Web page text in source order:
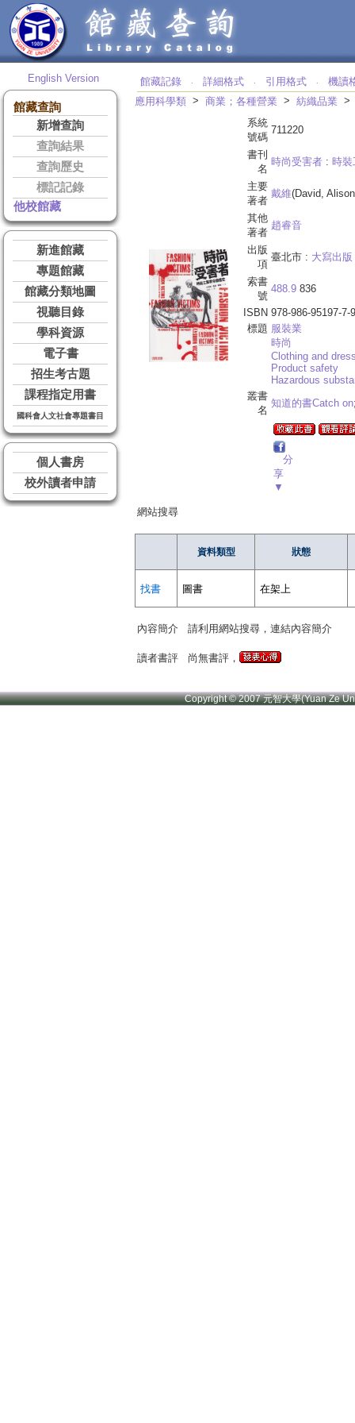
English Version
館藏查詢
新增查詢
查詢結果
查詢歷史
標記記錄
他校館藏
新進館藏
專題館藏
館藏分類地圖
視聽目錄
學科資源
電子書
招生考古題
課程指定用書
國科會人文社會專題書目
個人書房
校外讀者申請
館藏記錄 ‧ 詳細格式 ‧ 引用格式 ‧
機讀
應用科學類 > 商業；各種營業 > 紡織品業
系統
號碼
711220
書刊
名
時尚受害者 : 時
主要
著者
戴維(David,
其他
著者
趙睿音
出版
項
臺北市 : 大寫出版
索書
號
488.9 836
ISBN 978-986-95197-7-9
標題 服裝業
時尚
Clothing and
Product safety
Hazardous
叢書
名
知道的書Catch on
分
享
▼
網站搜尋
資料類型 狀態
找書 圖書 在架上
內容簡介 請利用網站搜尋，連結內容簡介
讀者書評 尚無書評，
Copyright © 2007 元智大學(Yuan Ze